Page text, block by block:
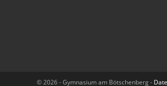
© 2026 - Gymnasium am Bötschenberg -